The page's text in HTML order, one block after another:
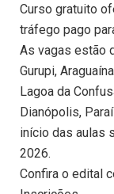
Curso gratuito
tráfego pago
As vagas estão
Gurupi,
Lagoa da
Dianópolis,
início das aulas
2026.
Confira o edital